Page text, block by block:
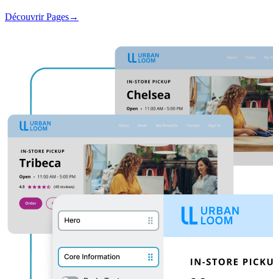
Découvrir Pages→